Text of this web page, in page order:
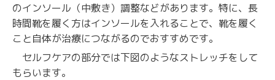
のインソール（中敷き）調整などがあります。特に、長
時間靴を履く方はインソールを入れることで、靴を履く
こと自体が治療につながるのでおすすめです。
セルフケアの部分では下図のようなストレッチをして
もらいます。